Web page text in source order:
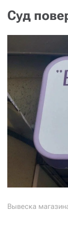
Суд
Вывеска